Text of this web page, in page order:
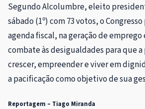
Segundo Alcolumbre, eleito
sábado (1º) com 73 votos, o
agenda fiscal, na geração de emprego
combate às desigualdades para que
crescer, empreender e viver em
a pacificação como objetivo de sua
Reportagem – Tiago Miranda